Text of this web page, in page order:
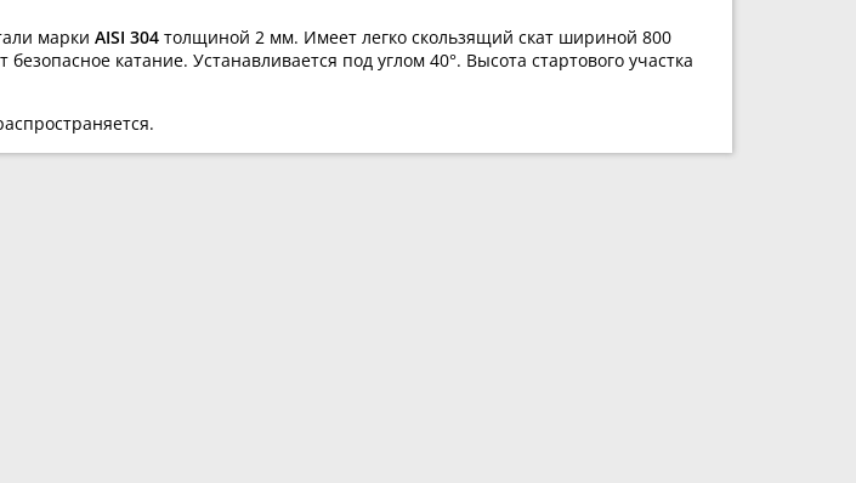
марки AISI 304 толщиной 2 мм. Имеет легко скользящий скат шириной 800
катание. Устанавливается под углом 40°. Высота стартового участка